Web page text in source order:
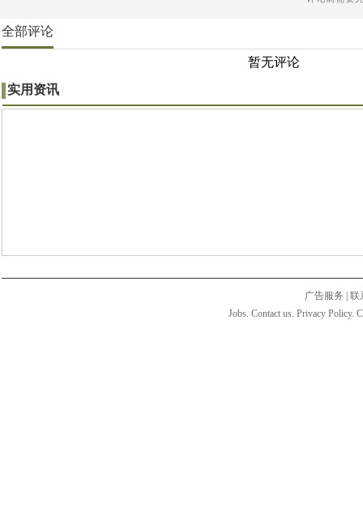
全部评论
暂无评论
实用资讯
广告服务
联
Jobs. Contact us. Privacy Policy.